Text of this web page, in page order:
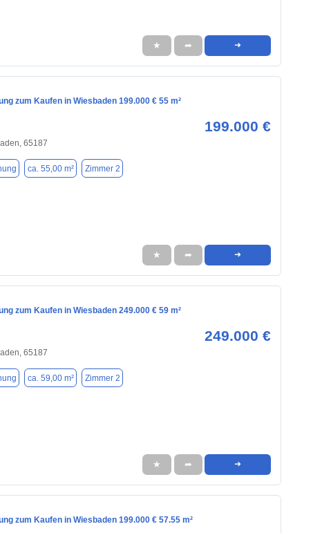
★ ➦ ➜
zum Kaufen in Wiesbaden 199.000 € 55 m²
199.000 €
65187
ca. 55,00 m² Zimmer 2
★ ➦ ➜
zum Kaufen in Wiesbaden 249.000 € 59 m²
249.000 €
65187
ca. 59,00 m² Zimmer 2
★ ➦ ➜
zum Kaufen in Wiesbaden 199.000 € 57.55 m²